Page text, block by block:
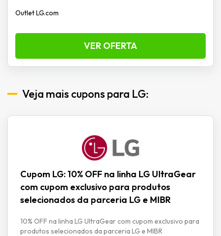
Outlet LG.com
VER OFERTA
Veja mais cupons para LG:
Cupom LG: 10% OFF na linha LG UltraGear
com cupom exclusivo para produtos
selecionados da parceria LG e MIBR
10% OFF na linha LG UltraGear com cupom exclusivo para
produtos selecionados da parceria LG e MIBR